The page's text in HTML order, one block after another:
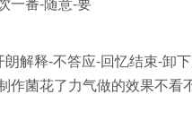
释-不答应-回忆结束-卸
菌花了力气做的效果不看